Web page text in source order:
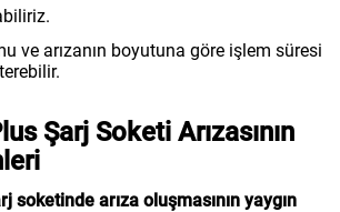
ve arızanın boyutuna göre işlem süresi
Şarj Soketi Arızasının
soketinde arıza oluşmasının yaygın